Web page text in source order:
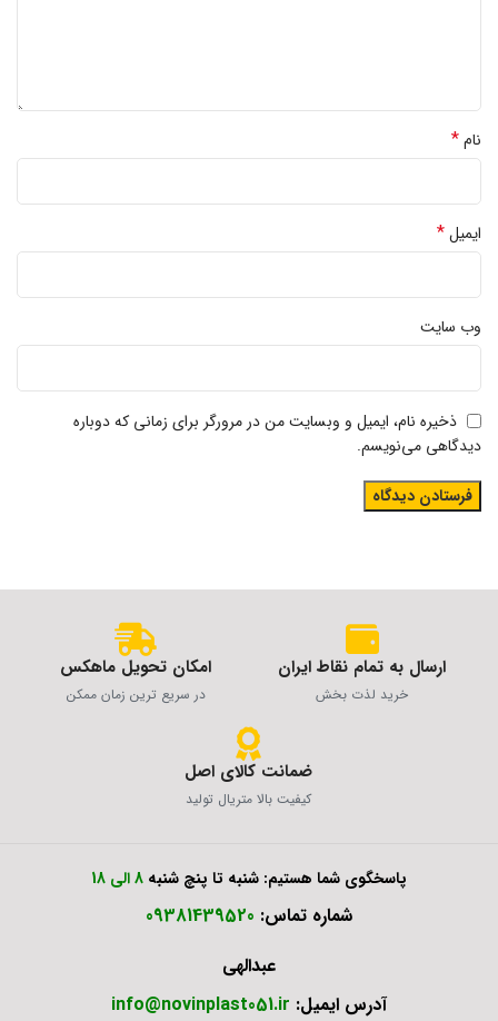
نام*
ایمیل*
وب‌ سایت
ذخیره نام، ایمیل و وبسایت من در مرورگر برای زمانی که دوباره
دیدگاهی می‌نویسم.
ارسال به تمام نقاط ایران
خرید لذت بخش
امکان تحویل ماهکس
در سریع ترین زمان ممکن
ضمانت کالای اصل
کیفیت بالا متریال تولید
پاسخگوی شما هستیم: شنبه تا پنچ شنبه 8 الی 18
شماره تماس: 09381439520
عبدالهی
آدرس ایمیل: info@novinplast051.ir